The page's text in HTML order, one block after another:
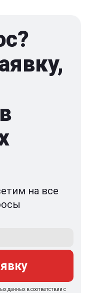
на все
данных в соответствии с